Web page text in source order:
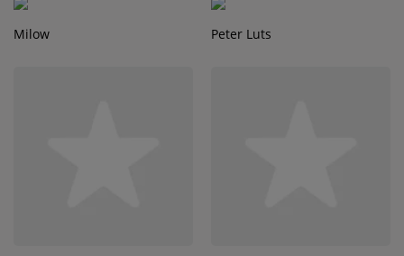
Milow Peter Luts